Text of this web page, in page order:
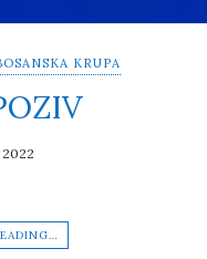
KRUPA
2022